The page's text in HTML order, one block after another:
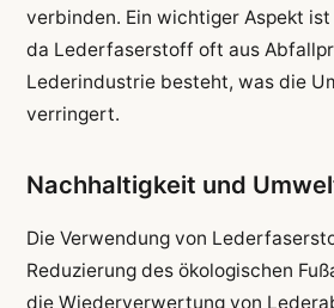
verbinden. Ein wichtiger Aspekt
da Lederfaserstoff oft aus
Lederindustrie besteht, was die
verringert.
Nachhaltigkeit und
Die Verwendung von
Reduzierung des ökologischen
die Wiederverwertung von